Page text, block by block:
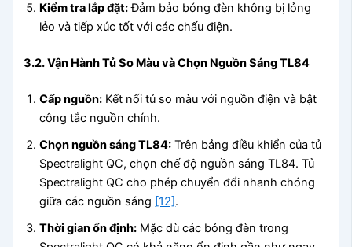
Kiểm tra lắp đặt:Đảm bảo bóng đèn không bị lỏng
lẻo và tiếp xúc tốt với các chấu điện.
3.2. Vận Hành Tủ So Màu và Chọn Nguồn Sáng TL84
Cấp nguồn: Kết nối tủ so màu với nguồn điện và bật
công tắc nguồn chính.
Chọn nguồn sáng TL84: Trên bảng điều khiển của tủ
Spectralight QC, chọn chế độ nguồn sáng TL84. Tủ
Spectralight QC cho phép chuyển đổi nhanh chóng
giữa các nguồn sáng [12].
Thời gian ổn định: Mặc dù các bóng đèn trong